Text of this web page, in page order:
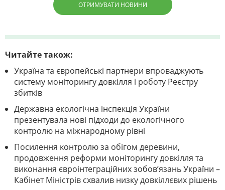
ОТРИМУВАТИ НОВИНИ
Читайте також:
Україна та європейські партнери впроваджують
систему моніторингу довкілля і роботу Реєстру
збитків
Державна екологічна інспекція України
презентувала нові підходи до екологічного
контролю на міжнародному рівні
Посилення контролю за обігом деревини,
продовження реформи моніторингу довкілля та
виконання євроінтеграційних зобов’язань України –
Кабінет Міністрів схвалив низку довкіллєвих рішень